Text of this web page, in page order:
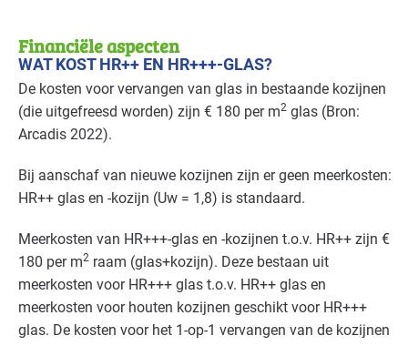
Financiële aspecten
WAT KOST HR++ EN HR+++-GLAS?
De kosten voor vervangen van glas in bestaande kozijnen
(die uitgefreesd worden) zijn € 180 per m2 glas (Bron:
Arcadis 2022).
Bij aanschaf van nieuwe kozijnen zijn er geen meerkosten:
HR++ glas en -kozijn (Uw = 1,8) is standaard.
Meerkosten van HR+++-glas en -kozijnen t.o.v. HR++ zijn €
180 per m2 raam (glas+kozijn). Deze bestaan uit
meerkosten voor HR+++ glas t.o.v. HR++ glas en
meerkosten voor houten kozijnen geschikt voor HR+++
glas. De kosten voor het 1-op-1 vervangen van de kozijnen